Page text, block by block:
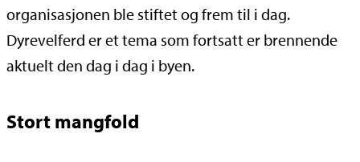
organisasjonen ble stiftet og frem til i dag.
Dyrevelferd er et tema som fortsatt er brennende
aktuelt den dag i dag i byen.
Stort mangfold